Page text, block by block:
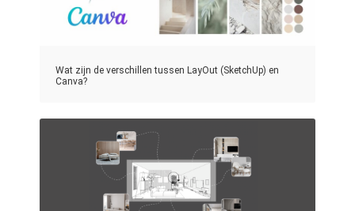
Wat zijn de verschillen tussen LayOut (SketchUp) en
Canva?